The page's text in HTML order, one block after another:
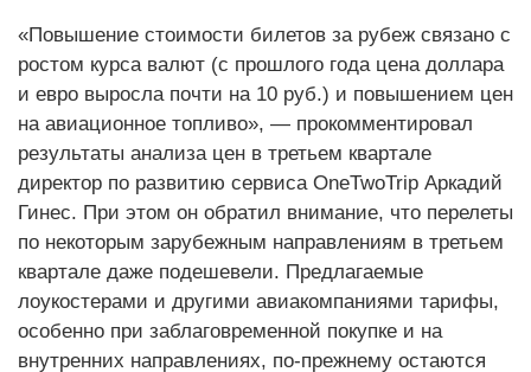
«Повышение стоимости билетов за рубеж связано с
ростом курса валют (с прошлого года цена доллара
и евро выросла почти на 10 руб.) и повышением цен
на авиационное топливо», — прокомментировал
результаты анализа цен в третьем квартале
директор по развитию сервиса OneTwoTrip Аркадий
Гинес. При этом он обратил внимание, что перелеты
по некоторым зарубежным направлениям в третьем
квартале даже подешевели. Предлагаемые
лоукостерами и другими авиакомпаниями тарифы,
особенно при заблаговременной покупке и на
внутренних направлениях, по-прежнему остаются